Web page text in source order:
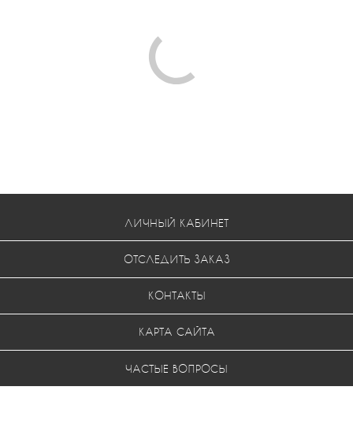
ЛИЧНЫЙ КАБИНЕТ
ОТСЛЕДИТЬ ЗАКАЗ
КОНТАКТЫ
КАРТА САЙТА
ЧАСТЫЕ ВОПРОСЫ